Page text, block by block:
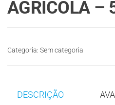
AGRICOLA –
Categoria: Sem categoria
DESCRIÇÃO